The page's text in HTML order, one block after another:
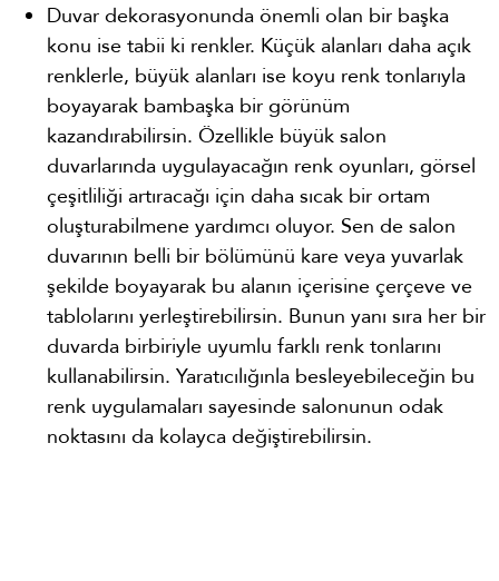
Duvar dekorasyonunda önemli olan bir başka
konu ise tabii ki renkler. Küçük alanları daha açık
renklerle, büyük alanları ise koyu renk tonlarıyla
boyayarak bambaşka bir görünüm
kazandırabilirsin. Özellikle büyük salon
duvarlarında uygulayacağın renk oyunları, görsel
çeşitliliği artıracağı için daha sıcak bir ortam
oluşturabilmene yardımcı oluyor. Sen de salon
duvarının belli bir bölümünü kare veya yuvarlak
şekilde boyayarak bu alanın içerisine çerçeve ve
tablolarını yerleştirebilirsin. Bunun yanı sıra her bir
duvarda birbiriyle uyumlu farklı renk tonlarını
kullanabilirsin. Yaratıcılığınla besleyebileceğin bu
renk uygulamaları sayesinde salonunun odak
noktasını da kolayca değiştirebilirsin.